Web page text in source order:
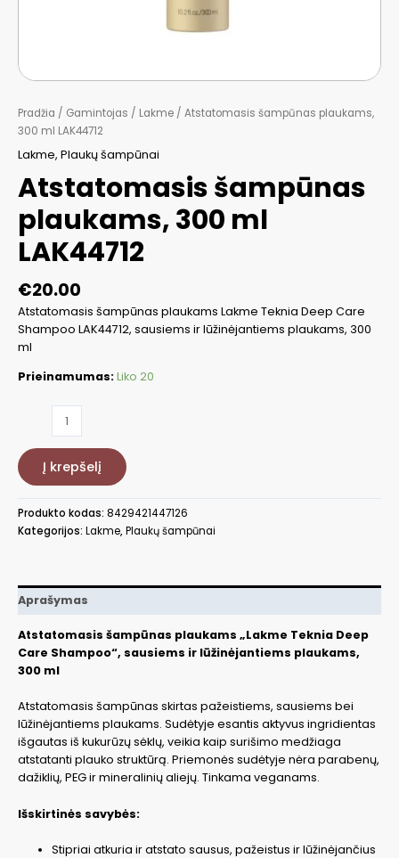
Pradžia / Gamintojas / Lakme / Atstatomasis šampūnas plaukams,
300 ml LAK44712
Lakme, Plaukų šampūnai
Atstatomasis šampūnas
plaukams, 300 ml
LAK44712
€20.00
Atstatomasis šampūnas plaukams Lakme Teknia Deep Care
Shampoo LAK44712, sausiems ir lūžinėjantiems plaukams, 300
ml
Prieinamumas:Liko 20
Atstatomasis
šampūnas
plaukams,
ml
LAK44712
Į krepšelį
Produkto kodas: 8429421447126
Kategorijos: Lakme,Plaukų šampūnai
Aprašymas
Atstatomasis šampūnas plaukams „Lakme Teknia Deep
Care Shampoo“, sausiems ir lūžinėjantiems plaukams,
300 ml
Atstatomasis šampūnas skirtas pažeistiems, sausiems bei
lūžinėjantiems plaukams. Sudėtyje esantis aktyvus ingridientas
išgautas iš kukurūzų sėklų, veikia kaip surišimo medžiaga
atstatanti plauko struktūrą. Priemonės sudėtyje nėra parabenų,
dažiklių, PEG ir mineralinių aliejų. Tinkama veganams.
Išskirtinės savybės:
Stipriai atkuria ir atstato sausus, pažeistus ir lūžinėjančius